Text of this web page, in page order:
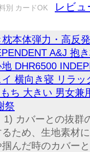
別 カードOK
レビュ
本体弾力・高反
A&J 抱
DHR6500
横向き寝 リラ
ち 大きい 男女
祭
1) カバーとの
ため、生地素材
んだ時のカバー